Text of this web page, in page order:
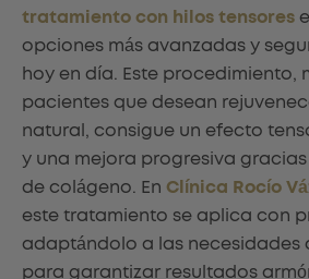
tratamiento con hilos tensores
opciones más avanzadas y
hoy en día. Este procedimiento,
pacientes que desean
natural, consigue un efecto
y una mejora progresiva
de colágeno. En Clínica Rocío
este tratamiento se aplica con
adaptándolo a las necesidades
para garantizar resultados